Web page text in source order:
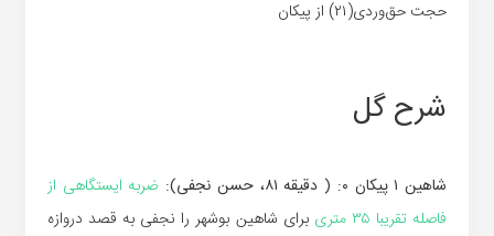
حجت حق‌وردی(۲۱) از پیکان
شرح گل
شاهین ۱ پیکان ۰: ( دقیقه ۸۱، حسن نجفی):
ضربه ایستگاهی از
فاصله تقریبا ۳۵ متری
برای شاهین بوشهر را نجفی به قصد دروازه